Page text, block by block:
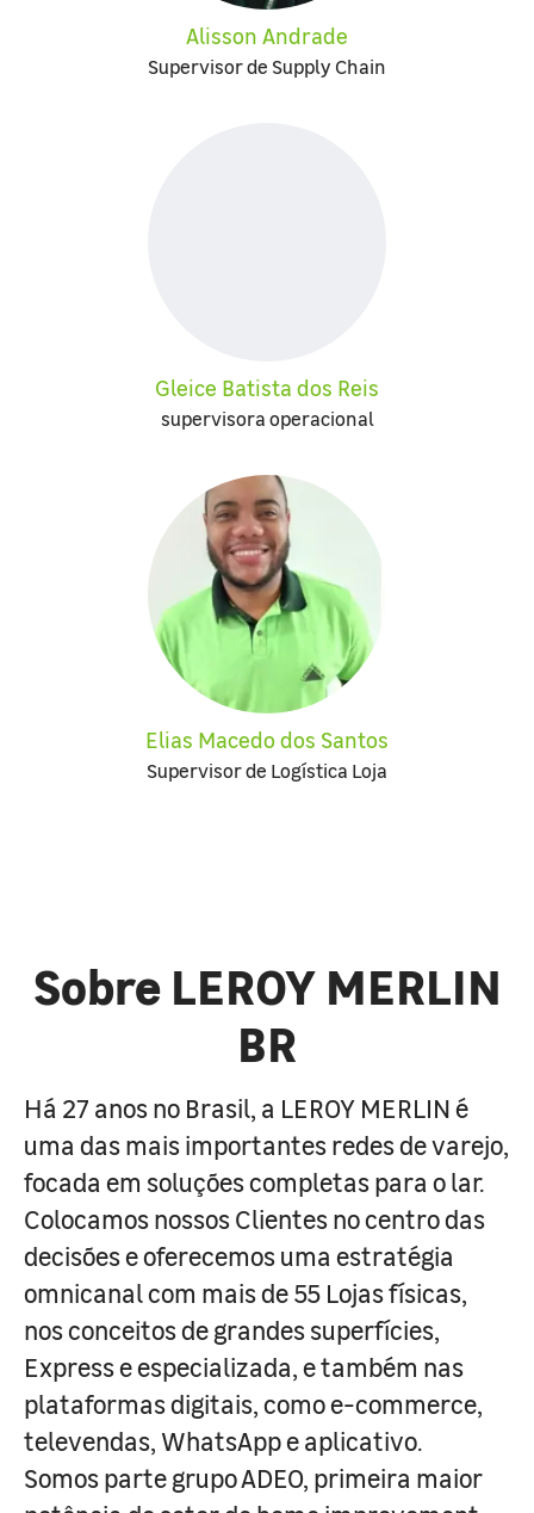
Alisson Andrade
Supervisor de Supply Chain
Gleice Batista dos Reis
supervisora operacional
Elias Macedo dos Santos
Supervisor de Logística Loja
Sobre LEROY MERLIN
BR
Há 27 anos no Brasil, a LEROY MERLIN é
uma das mais importantes redes de varejo,
focada em soluções completas para o lar.
Colocamos nossos Clientes no centro das
decisões e oferecemos uma estratégia
omnicanal com mais de 55 Lojas físicas,
nos conceitos de grandes superfícies,
Express e especializada, e também nas
plataformas digitais, como e-commerce,
televendas, WhatsApp e aplicativo.
Somos parte grupo ADEO, primeira maior